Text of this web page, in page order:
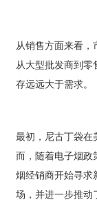
从销售方面来看，
从大型批发商到零
存远远大于需求。
最初，尼古丁袋在
而，随着电子烟政
烟经销商开始寻求
场，并进一步推动